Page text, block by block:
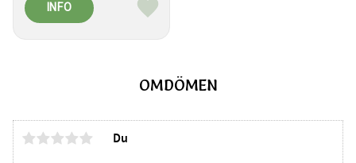
OMDÖMEN
Du
Lägg till i favoriter
INFO